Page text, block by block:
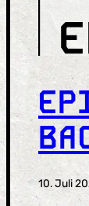
10. Juli